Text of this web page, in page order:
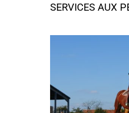
SERVICES AUX